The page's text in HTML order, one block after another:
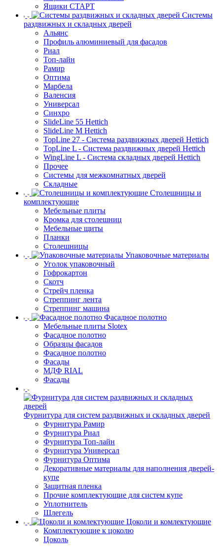
Ящики СТАРТ
Системы
раздвижных и складных дверей
Альянс
Профиль алюминиевый для фасадов
Риал
Топ-лайн
Рамир
Оптима
Марбела
Валенсия
Универсал
Синхро
SlideLine 55 Hettich
SlideLine M Hettich
TopLine 27 - Система раздвижных дверей Hettich
TopLine L - Система раздвижных дверей Hettich
WingLine L - Система складных дверей Hettich
Прочее
Системы для межкомнатных дверей
Складные
Столешницы и
комплектующие
Мебельные плиты
Кромка для столешниц
Мебельные щиты
Планки
Столешницы
Упаковочные материалы
Уголок упаковочный
Гофрокартон
Скотч
Стрейч пленка
Стреппинг лента
Стреппинг машина
Фасадное полотно
Мебельные плиты Slotex
Фасадное полотно
Образцы фасадов
Фасадное полотно
Фасады
МДФ RIAL
Фасады
Фурнитура для систем раздвижных и складных дверей
Фурнитура Рамир
Фурнитура Риал
Фурнитура Топ-лайн
Фурнитура Универсал
Фурнитура Оптима
Декоративные материалы для наполнения дверей-
купе
Защитная пленка
Прочие комплектующие для систем купе
Уплотнитель
Шлегель
Цоколи и комлектующие
Комплектующие к цоколю
Цоколь